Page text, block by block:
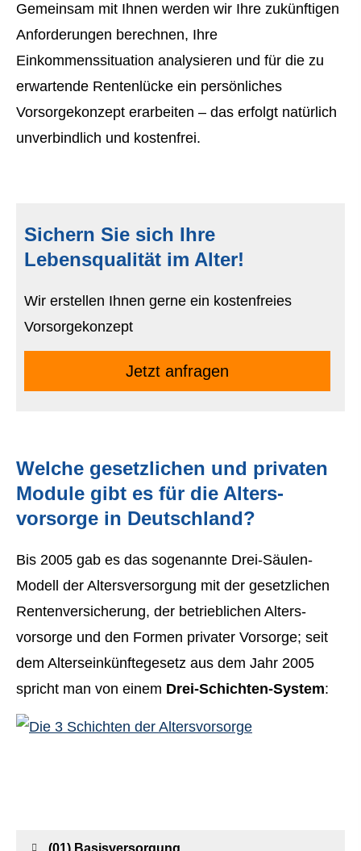
Gemeinsam mit Ihnen werden wir Ihre zukünftigen
Anforderungen berechnen, Ihre
Einkommenssituation analysieren und für die zu
erwartende Rentenlücke ein persönliches
Vorsorgekonzept erarbeiten – das erfolgt natürlich
unverbindlich und kostenfrei.
Sichern Sie sich Ihre
Lebensqualität im Alter!
Wir erstellen Ihnen gerne ein kostenfreies
Vorsorgekonzept
Jetzt anfragen
Welche gesetzlichen und privaten
Module gibt es für die Alters­
vorsorge in Deutschland?
Bis 2005 gab es das sogenannte Drei-Säulen-
Modell der Altersversorgung mit der gesetzlichen
Rentenversicherung, der betrieblichen Alters­
vorsorge und den Formen privater Vorsorge; seit
dem Alterseinkünftegesetz aus dem Jahr 2005
spricht man von einem Drei-Schichten-System: